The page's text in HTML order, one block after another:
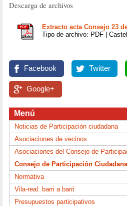
Descarga de archivos
Extracto acta Consejo 23
Tipo de archivo: PDF |
Facebook Twitter
Google+
Menú
Noticias de Participación ciudadana
Asociaciones de vecinos
Asociaciones del Consejo de
Consejo de Participación
Normativa
Vila-real: barri a barri
Presupuestos participativos